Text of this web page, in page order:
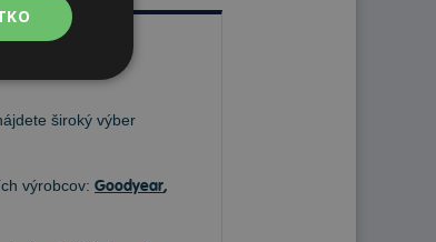
široký výber
výrobcov: Goodyear,